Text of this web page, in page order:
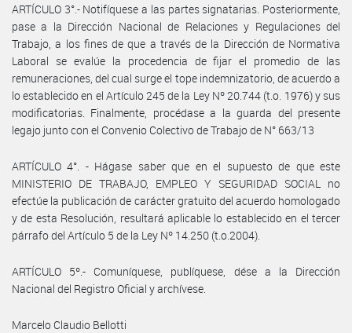
ARTÍCULO 3°.- Notifíquese a las partes signatarias. Posteriormente,
pase a la Dirección Nacional de Relaciones y Regulaciones del
Trabajo, a los fines de que a través de la Dirección de Normativa
Laboral se evalúe la procedencia de fijar el promedio de las
remuneraciones, del cual surge el tope indemnizatorio, de acuerdo a
lo establecido en el Artículo 245 de la Ley Nº 20.744 (t.o. 1976) y sus
modificatorias. Finalmente, procédase a la guarda del presente
legajo junto con el Convenio Colectivo de Trabajo de N° 663/13
ARTÍCULO 4°. - Hágase saber que en el supuesto de que este
MINISTERIO DE TRABAJO, EMPLEO Y SEGURIDAD SOCIAL no
efectúe la publicación de carácter gratuito del acuerdo homologado
y de esta Resolución, resultará aplicable lo establecido en el tercer
párrafo del Artículo 5 de la Ley Nº 14.250 (t.o.2004).
ARTÍCULO 5º.- Comuníquese, publíquese, dése a la Dirección
Nacional del Registro Oficial y archívese.
Marcelo Claudio Bellotti